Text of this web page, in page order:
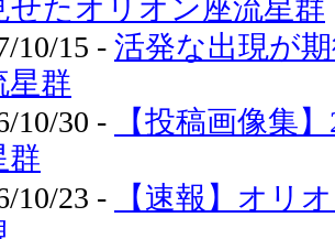
せたオリオン座流星群
10/15 - 活発な出現が
星群
10/30 -
【投稿画像集
群
10/23 -
【速報】オリ